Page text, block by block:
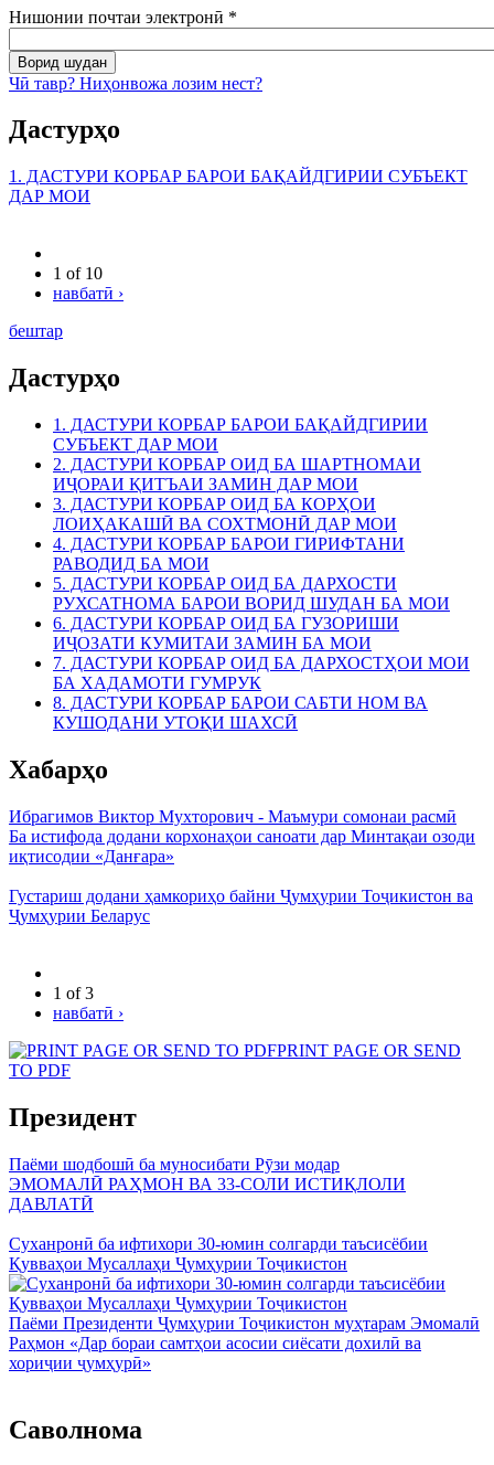
Нишонии почтаи электронӣ *
Чӣ тавр? Ниҳонвожа лозим нест?
Дастурҳо
1. ДАСТУРИ КОРБАР БАРОИ БАҚАЙДГИРИИ СУБЪЕКТ
ДАР МОИ
1 of 10
навбатӣ ›
бештар
Дастурҳо
1. ДАСТУРИ КОРБАР БАРОИ БАҚАЙДГИРИИ
СУБЪЕКТ ДАР МОИ
2. ДАСТУРИ КОРБАР ОИД БА ШАРТНОМАИ
ИҶОРАИ ҚИТЪАИ ЗАМИН ДАР МОИ
3. ДАСТУРИ КОРБАР ОИД БА КОРҲОИ
ЛОИҲАКАШӢ ВА СОХТМОНӢ ДАР МОИ
4. ДАСТУРИ КОРБАР БАРОИ ГИРИФТАНИ
РАВОДИД БА МОИ
5. ДАСТУРИ КОРБАР ОИД БА ДАРХОСТИ
РУХСАТНОМА БАРОИ ВОРИД ШУДАН БА МОИ
6. ДАСТУРИ КОРБАР ОИД БА ГУЗОРИШИ
ИҶОЗАТИ КУМИТАИ ЗАМИН БА МОИ
7. ДАСТУРИ КОРБАР ОИД БА ДАРХОСТҲОИ МОИ
БА ХАДАМОТИ ГУМРУК
8. ДАСТУРИ КОРБАР БАРОИ САБТИ НОМ ВА
КУШОДАНИ УТОҚИ ШАХСӢ
Хабарҳо
Ибрагимов Виктор Мухторович - Маъмури сомонаи расмӣ
Ба истифода додани корхонаҳои саноати дар Минтақаи озоди
иқтисодии «Данғара»
Густариш додани ҳамкориҳо байни Ҷумҳурии Тоҷикистон ва
Ҷумҳурии Беларус
1 of 3
навбатӣ ›
PRINT PAGE OR SEND
TO PDF
Президент
Паёми шодбошӣ ба муносибати Рӯзи модар
ЭМОМАЛӢ РАҲМОН ВА 33-СОЛИ ИСТИҚЛОЛИ
ДАВЛАТӢ
Суханронӣ ба ифтихори 30-юмин солгарди таъсисёбии
Қувваҳои Мусаллаҳи Ҷумҳурии Тоҷикистон
Паёми Президенти Ҷумҳурии Тоҷикистон муҳтарам Эмомалӣ
Раҳмон «Дар бораи самтҳои асосии сиёсати дохилӣ ва
хориҷии ҷумҳурӣ»
Саволнома